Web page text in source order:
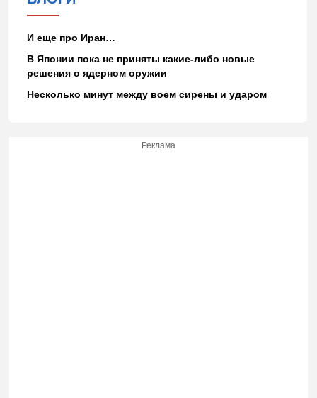
И еще про Иран…
В Японии пока не приняты какие-либо новые
решения о ядерном оружии
Несколько минут между воем сирены и ударом
Реклама